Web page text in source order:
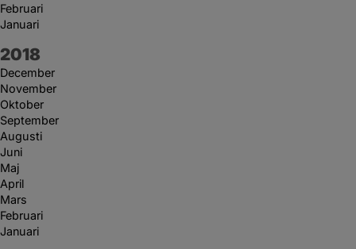
Februari
Januari
År:
2018
December
November
Oktober
September
Augusti
Juni
Maj
April
Mars
Februari
Januari